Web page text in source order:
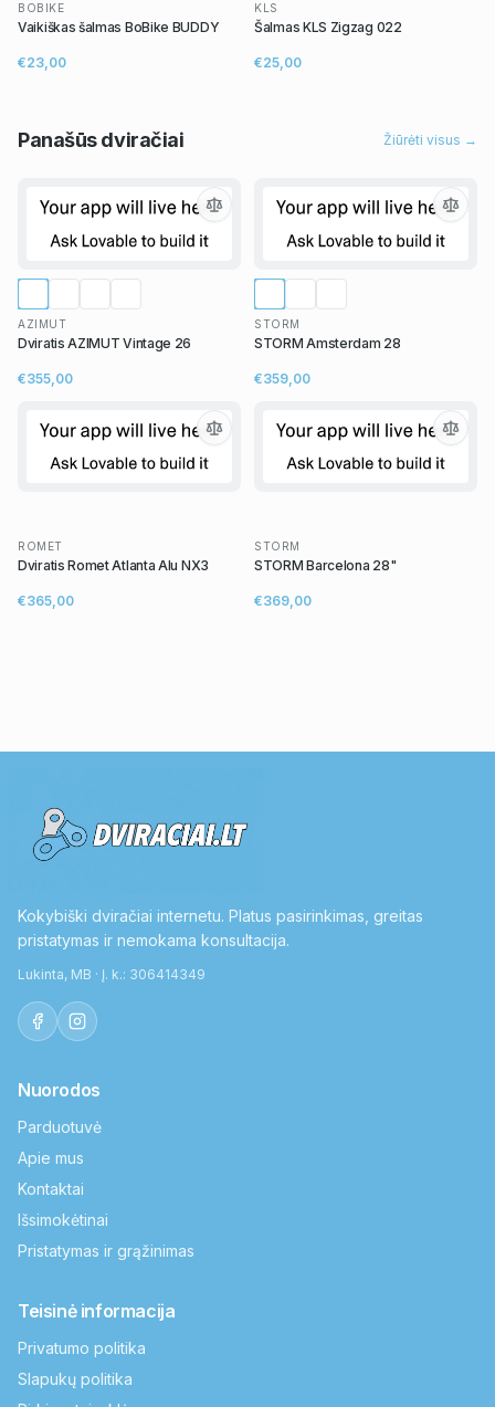
BOBIKE
Vaikiškas šalmas BoBike BUDDY
€23,00
KLS
Šalmas KLS Zigzag 022
€25,00
Panašūsdviračiai Žiūrėti visus →
AZIMUT
Dviratis AZIMUT Vintage 26
€355,00
STORM
STORM Amsterdam 28
€359,00
ROMET
Dviratis Romet Atlanta Alu NX3
€365,00
STORM
STORM Barcelona 28"
€369,00
Kokybiški dviračiai internetu. Platus pasirinkimas, greitas
pristatymas ir nemokama konsultacija.
Lukinta, MB · Į. k.: 306414349
Nuorodos
Parduotuvė
Apie mus
Kontaktai
Išsimokėtinai
Pristatymas ir grąžinimas
Teisinė informacija
Privatumo politika
Slapukų politika